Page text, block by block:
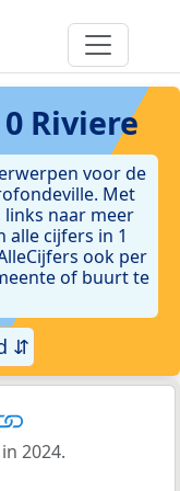
Riviere
voor de
Met
naar meer
alle cijfers in 1
ook per
of buurt te
⇵
2024.